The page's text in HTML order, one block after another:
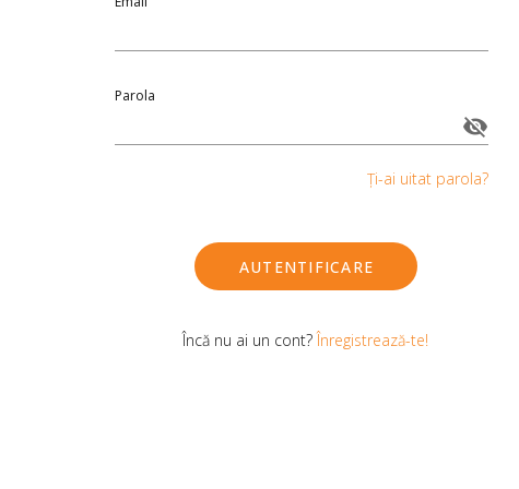
Parola
Ți-ai uitat parola?
AUTENTIFICARE
Încă nu ai un cont?Înregistrează-te!